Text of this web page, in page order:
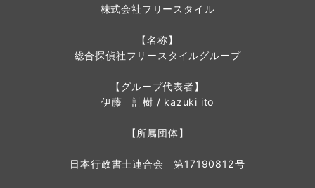
株式会社フリースタイル
【名称】
総合探偵社フリースタイルグループ
【グループ代表者】
伊藤 計樹 / kazuki ito
【所属団体】
日本行政書士連合会 第17190812号